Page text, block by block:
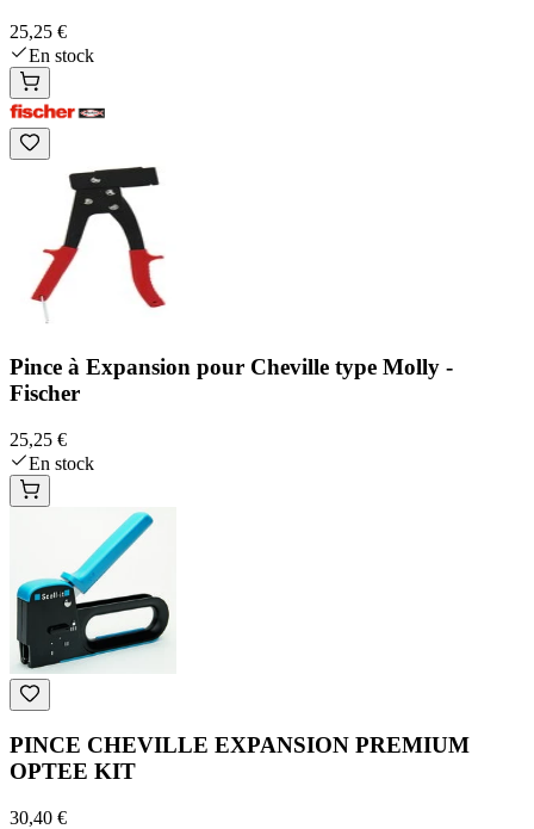
25,25 €
En stock
Pince à Expansion pour Cheville type Molly -
Fischer
25,25 €
En stock
PINCE CHEVILLE EXPANSION PREMIUM
OPTEE KIT
30,40 €